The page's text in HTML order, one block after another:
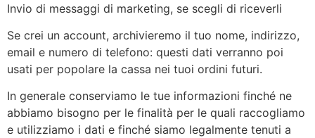
Invio di messaggi di marketing, se scegli di riceverli
Se crei un account, archivieremo il tuo nome, indirizzo,
email e numero di telefono: questi dati verranno poi
usati per popolare la cassa nei tuoi ordini futuri.
In generale conserviamo le tue informazioni finché ne
abbiamo bisogno per le finalità per le quali raccogliamo
e utilizziamo i dati e finché siamo legalmente tenuti a